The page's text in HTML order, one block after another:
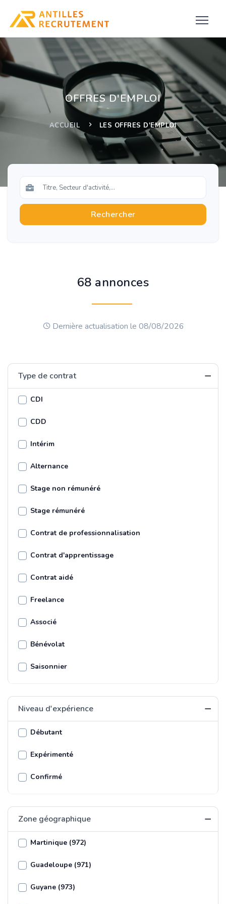
OFFRES D'EMPLOI
ACCUEIL LES OFFRES D'EMPLOI
Rechercher
68 annonces
Dernière actualisation le 08/08/2026
Type de contrat
CDI
CDD
Intérim
Alternance
Stage non rémunéré
Stage rémunéré
Contrat de professionnalisation
Contrat d'apprentissage
Contrat aidé
Freelance
Associé
Bénévolat
Saisonnier
Niveau d'expérience
Débutant
Expérimenté
Confirmé
Zone géographique
Martinique (972)
Guadeloupe (971)
Guyane (973)